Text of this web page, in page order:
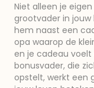
Niet alleen je
grootvader in jouw
hem naast een
opa waarop de
en je cadeau
bonusvader, die
opstelt, werkt een